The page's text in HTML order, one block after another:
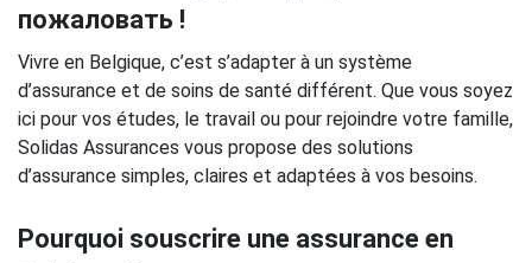
пожаловать !
Vivre en Belgique, c’est s’adapter à un système
d’assurance et de soins de santé différent. Que vous soyez
ici pour vos études, le travail ou pour rejoindre votre famille,
Solidas Assurances vous propose des solutions
d’assurance simples, claires et adaptées à vos besoins.
Pourquoi souscrire une assurance en